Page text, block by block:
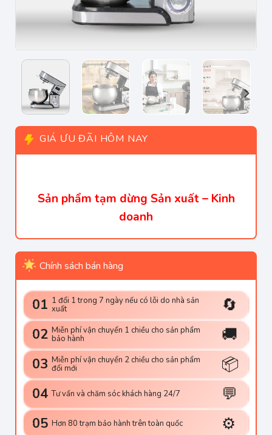
GIÁ ƯU ĐÃI HÔM NAY
Sản phẩm tạm dừng Sản xuất – Kinh
doanh
Chính sách bán hàng
01 1 đổi 1 trong 7 ngày nếu có lỗi do nhà sản
xuất 🔄
02 Miễn phí vận chuyển 1 chiều cho sản phẩm
bảo hành 🚚
03 Miễn phí vận chuyển 2 chiều cho sản phẩm
đổi mới 📦
04 Tư vấn và chăm sóc khách hàng 24/7 💬
05 Hơn 80 trạm bảo hành trên toàn quốc ⚙️